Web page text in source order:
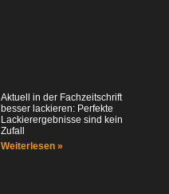
Aktuell in der Fachzeitschrift
besser lackieren: Perfekte
Lackierergebnisse sind kein
Zufall
Weiterlesen »